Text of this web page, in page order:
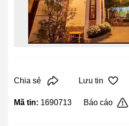
Chia sẻ Lưu tin
Mã tin: 1690713 Báo cáo